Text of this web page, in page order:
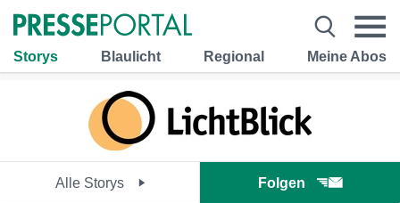
Storys Blaulicht Regional Meine Abos
Alle Storys Folgen